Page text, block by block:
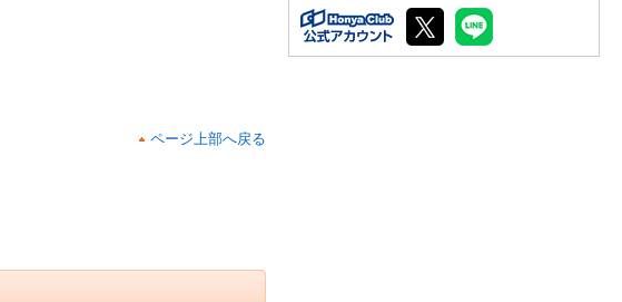
ページ上部へ戻る